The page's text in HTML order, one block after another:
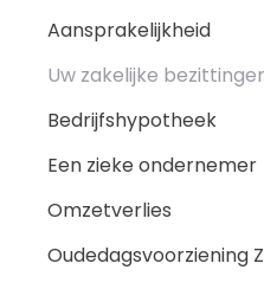
Aansprakelijkheid
Uw zakelijke
Bedrijfshypotheek
Een zieke ondernemer
Omzetverlies
Oudedagsvoorziening